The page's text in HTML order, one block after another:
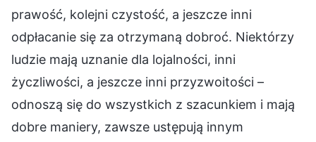
prawość, kolejni czystość, a jeszcze inni
odpłacanie się za otrzymaną dobroć. Niektórzy
ludzie mają uznanie dla lojalności, inni
życzliwości, a jeszcze inni przyzwoitości –
odnoszą się do wszystkich z szacunkiem i mają
dobre maniery, zawsze ustępują innym